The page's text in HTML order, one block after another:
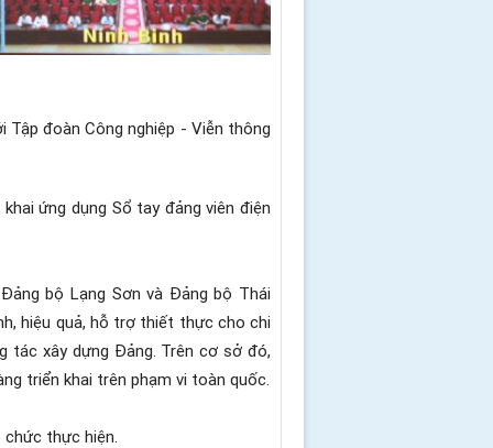
đoàn Công nghiệp - Viễn thông
ứng dụng Sổ tay đảng viên điện
bộ Lạng Sơn và Đảng bộ Thái
hiệu quả, hỗ trợ thiết thực cho chi
tác xây dựng Đảng. Trên cơ sở đó,
triển khai trên phạm vi toàn quốc.
thực hiện.